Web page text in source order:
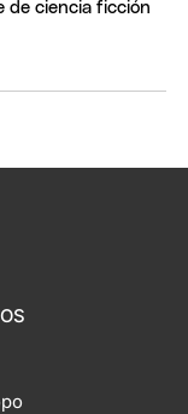
de ciencia ficción